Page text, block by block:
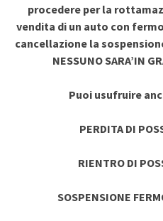
procedere per la
vendita di un auto con
cancellazione la
NESSUNO SARA’IN
Puoi usufruire
PERDITA DI
RIENTRO DI
SOSPENSIONE